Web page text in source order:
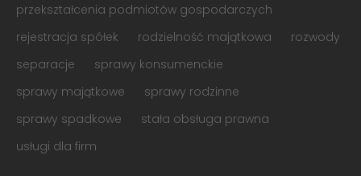
przekształcenia podmiotów gospodarczych
rejestracja spółek
rodzielność majątkowa
rozwody
separacje
sprawy konsumenckie
sprawy majątkowe
sprawy rodzinne
sprawy spadkowe
stała obsługa prawna
usługi dla firm